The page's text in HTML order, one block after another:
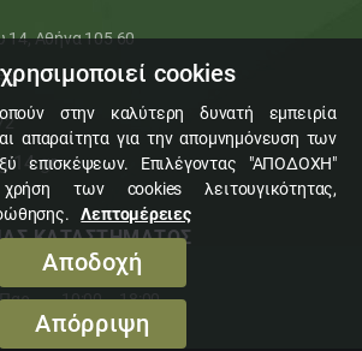
14, Αθήνα 105 60
ΚΑΤΑΣΤΗΜΑΤΟΣ
– Σάβ.
10:00 – 15:00
Παρ.
10:00 – 18:00
cookies
στην καλύτερη δυνατή εμπειρία
απαραίτητα για την απομνημόνευση των
επισκέψεων. Επιλέγοντας "ΑΠΟΔΟΧΗ"
των cookies λειτουγικότητας,
Λεπτομέρειες
Αποδοχή
Απόρριψη